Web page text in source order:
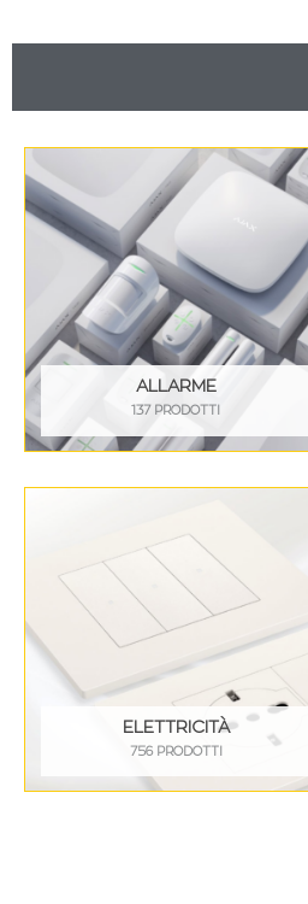
ALLARME
137 PRODOTTI
ELETTRICITÀ
756 PRODOTTI